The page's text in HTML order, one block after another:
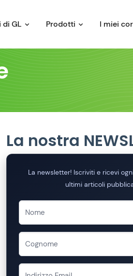
di GL Prodotti I miei
La nostra
La newsletter! Iscriviti e ricevi
ultimi articoli